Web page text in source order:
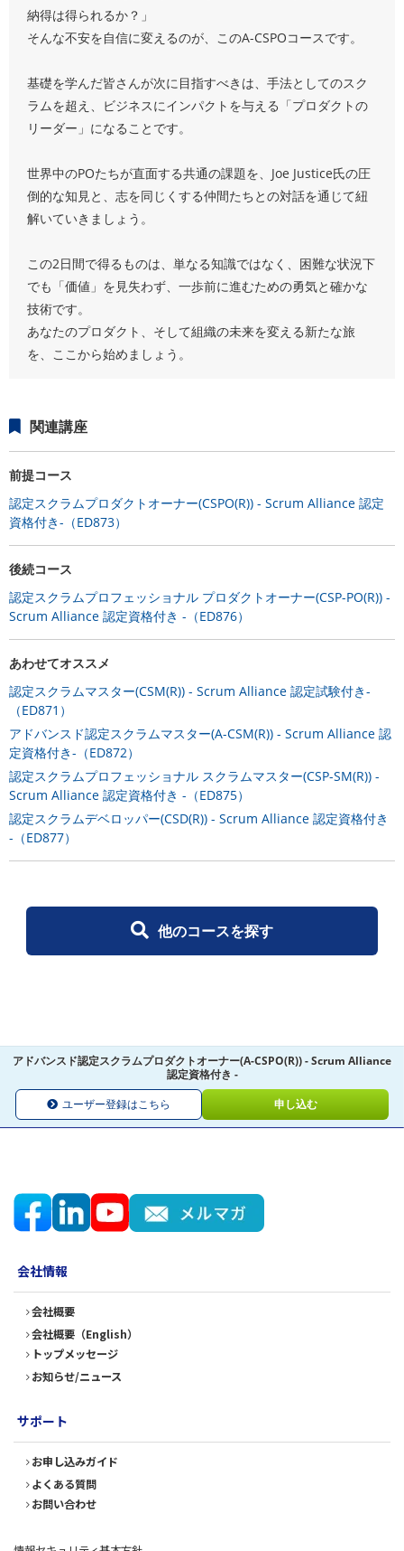
納得は得られるか？」
そんな不安を自信に変えるのが、このA-CSPOコースです。
基礎を学んだ皆さんが次に目指すべきは、手法としてのスク
ラムを超え、ビジネスにインパクトを与える「プロダクトの
リーダー」になることです。
世界中のPOたちが直面する共通の課題を、Joe Justice氏の圧
倒的な知見と、志を同じくする仲間たちとの対話を通じて紐
解いていきましょう。
この2日間で得るものは、単なる知識ではなく、困難な状況下
でも「価値」を見失わず、一歩前に進むための勇気と確かな
技術です。
あなたのプロダクト、そして組織の未来を変える新たな旅
を、ここから始めましょう。
関連講座
前提コース
認定スクラムプロダクトオーナー(CSPO(R)) - Scrum Alliance 認定
資格付き-（ED873）
後続コース
認定スクラムプロフェッショナル プロダクトオーナー(CSP-PO(R)) -
Scrum Alliance 認定資格付き -（ED876）
あわせてオススメ
認定スクラムマスター(CSM(R)) - Scrum Alliance 認定試験付き-
（ED871）
アドバンスド認定スクラムマスター(A-CSM(R)) - Scrum Alliance 認
定資格付き-（ED872）
認定スクラムプロフェッショナル スクラムマスター(CSP-SM(R)) -
Scrum Alliance 認定資格付き -（ED875）
認定スクラムデベロッパー(CSD(R)) - Scrum Alliance 認定資格付き
-（ED877）
他のコースを探す
アドバンスド認定スクラムプロダクトオーナー(A-CSPO(R)) - Scrum Alliance
認定資格付き -
ユーザー登録はこちら
申し込む
会社情報
会社概要
会社概要（English）
トップメッセージ
お知らせ/ニュース
サポート
お申し込みガイド
よくある質問
お問い合わせ